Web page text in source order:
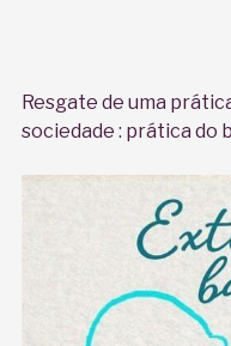
Resgate de uma
sociedade : prática do